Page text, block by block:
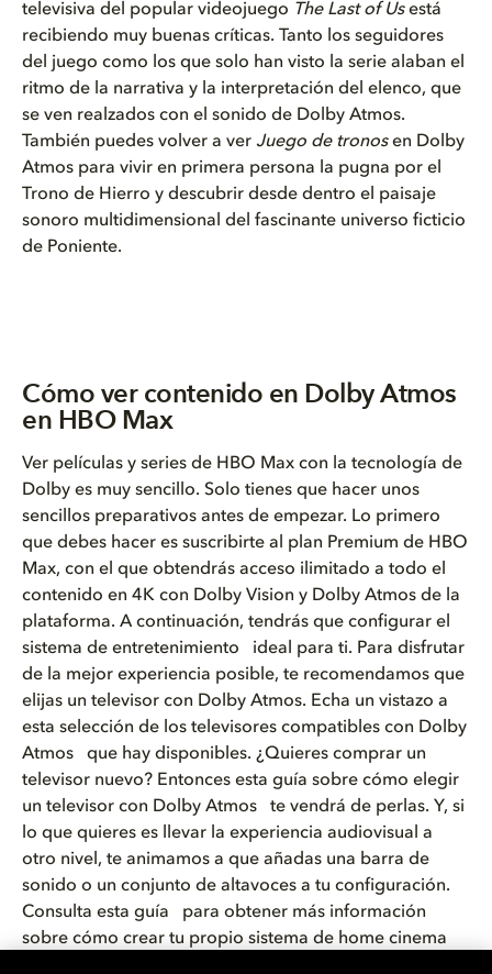
televisiva del popular videojuego The Last of Usestá
recibiendo muy buenas críticas. Tanto los seguidores
del juego como los que solo han visto la serie alaban el
ritmo de la narrativa y la interpretación del elenco, que
se ven realzados con el sonido de Dolby Atmos.
También puedes volver a ver Juego de tronosen Dolby
Atmos para vivir en primera persona la pugna por el
Trono de Hierro y descubrir desde dentro el paisaje
sonoro multidimensional del fascinante universo ficticio
de Poniente.
Cómo ver contenido en Dolby Atmos
en HBO Max
Ver películas y series de HBO Max con la tecnología de
Dolby es muy sencillo. Solo tienes que hacer unos
sencillos preparativos antes de empezar. Lo primero
que debes hacer es suscribirte al plan Premium de HBO
Max, con el que obtendrás acceso ilimitado a todo el
contenido en 4K con Dolby Vision y Dolby Atmos de la
plataforma. A continuación, tendrás que configurar el
sistema de entretenimiento ideal para ti. Para disfrutar
de la mejor experiencia posible, te recomendamos que
elijas un televisor con Dolby Atmos. Echa un vistazo a
esta selección de los televisores compatibles con Dolby
Atmos que hay disponibles. ¿Quieres comprar un
televisor nuevo? Entonces esta guía sobre cómo elegir
un televisor con Dolby Atmos te vendrá de perlas. Y, si
lo que quieres es llevar la experiencia audiovisual a
otro nivel, te animamos a que añadas una barra de
sonido o un conjunto de altavoces a tu configuración.
Consulta esta guía para obtener más información
sobre cómo crear tu propio sistema de home cinema